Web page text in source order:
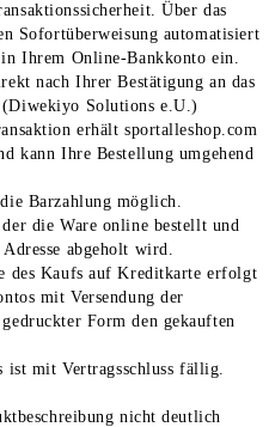
Über das
Sofortüberweisung automatisiert
Ihrem Online-Bankkonto ein.
nach Ihrer Bestätigung an das
Solutions e.U.)
erhält sportalleshop.com
kann Ihre Bestellung umgehend
Barzahlung möglich.
die Ware online bestellt und
abgeholt wird.
des Kaufs auf Kreditkarte erfolgt
mit Versendung der
Form den gekauften
mit Vertragsschluss fällig.
nicht deutlich